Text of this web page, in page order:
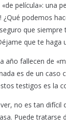
a
a
película»: una
¿Qué podemos
que
que te
año fallecen de
es de un caso
testigos es la
no es tan difícil
Puede tratarse